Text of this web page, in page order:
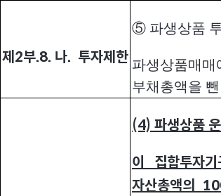
제2부.8. 나. 투자제한
⑤ 파생상품
파생상품매
부채총액을 뺀
(4) 파생상품
이 집합투자
자산총액의